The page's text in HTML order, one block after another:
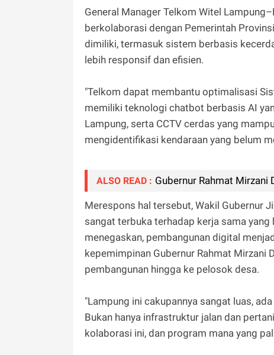
General Manager Telkom Witel
berkolaborasi dengan Pemerintah
dimiliki, termasuk sistem berbasis
lebih responsif dan efisien.
"Telkom dapat membantu optimalisasi
memiliki teknologi chatbot berbasis AI
Lampung, serta CCTV cerdas yang
mengidentifikasi kendaraan yang belum
ALSO READ : Gubernur Rahmat Mirzani
Merespons hal tersebut, Wakil Gubernur
sangat terbuka terhadap kerja sama
menegaskan, pembangunan digital
kepemimpinan Gubernur Rahmat Mirzani
pembangunan hingga ke pelosok desa.
"Lampung ini cakupannya sangat luas,
Bukan hanya infrastruktur jalan dan
kolaborasi ini, dan program mana yang